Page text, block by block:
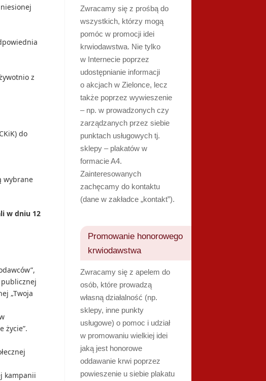
z
do
wybrane
w dniu 12
publicznej
„Twoja
życie”.
kampanii
Zwracamy się z prośbą do
wszystkich, którzy mogą
pomóc w promocji idei
krwiodawstwa. Nie tylko
w Internecie poprzez
udostępnianie informacji
o akcjach w Zielonce, lecz
także poprzez wywieszenie
– np. w prowadzonych czy
zarządzanych przez siebie
punktach usługowych tj.
sklepy – plakatów w
formacie A4.
Zainteresowanych
zachęcamy do kontaktu
(dane w zakładce „kontakt”).
Promowanie honorowego
krwiodawstwa
Zwracamy się z apelem do
osób, które prowadzą
własną działalność (np.
sklepy, inne punkty
usługowe) o pomoc i udział
w promowaniu wielkiej idei
jaką jest honorowe
oddawanie krwi poprzez
powieszenie u siebie plakatu